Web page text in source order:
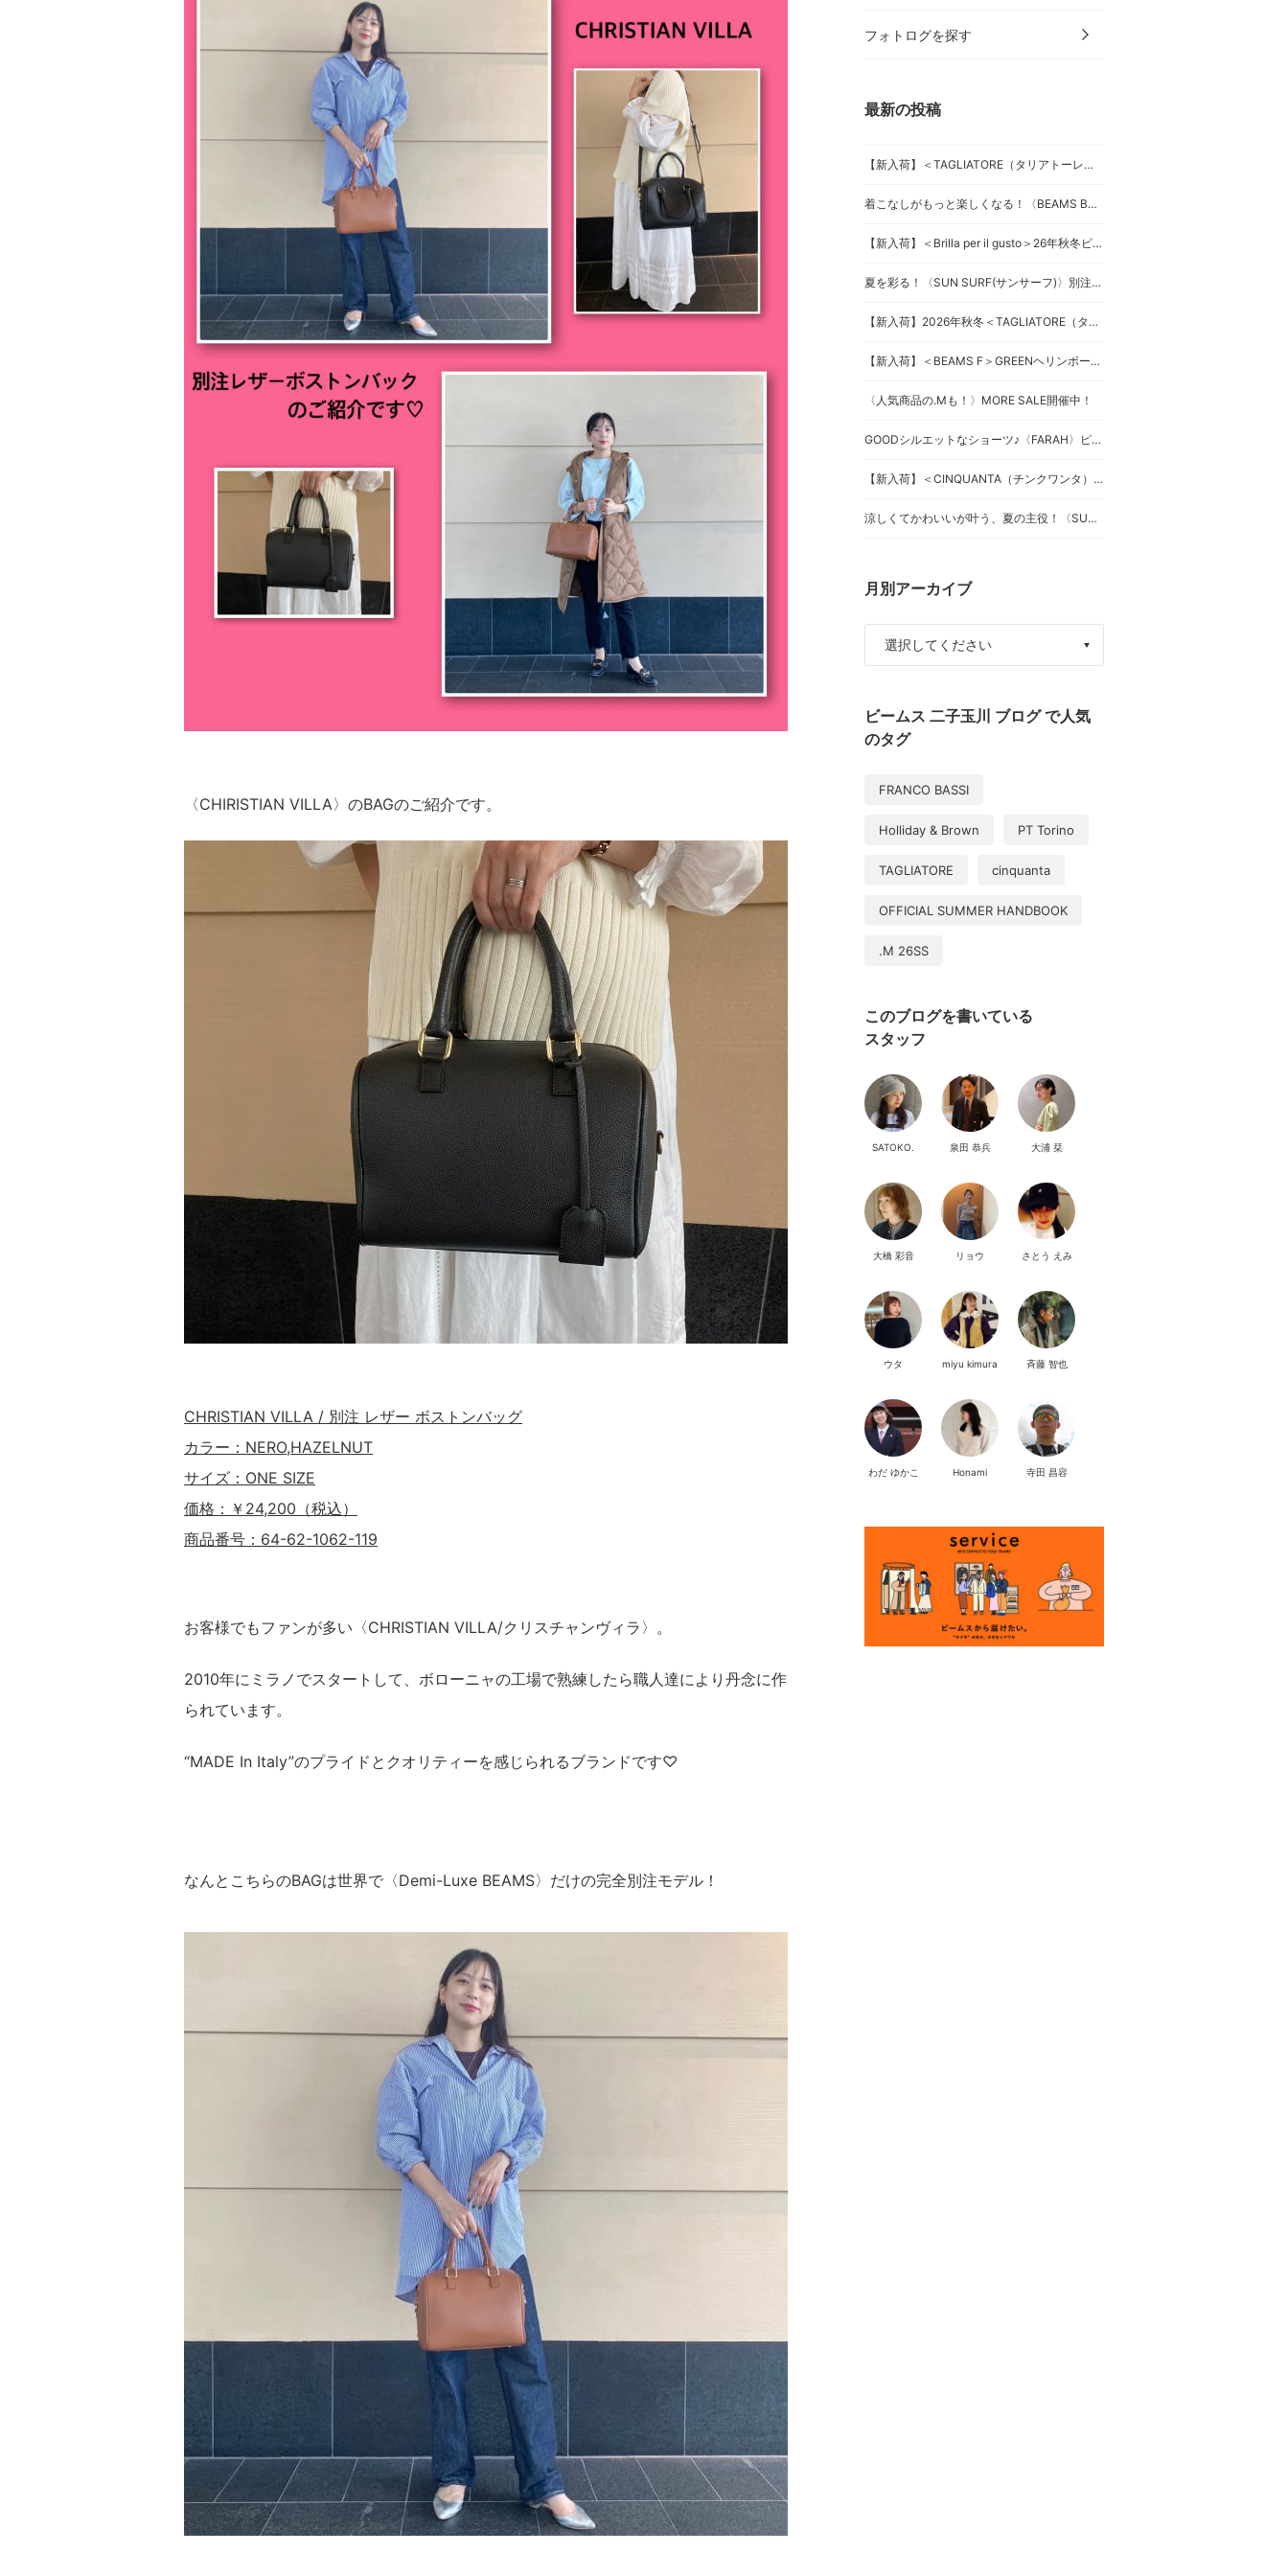
〈CHIRISTIAN VILLA〉のBAGのご紹介です。
CHRISTIAN VILLA / 別注 レザー ボストンバッグ
カラー：NERO,HAZELNUT
サイズ：ONE SIZE
価格：￥24,200（税込）
商品番号：64-62-1062-119
お客様でもファンが多い〈CHRISTIAN VILLA/クリスチャンヴィラ〉。
2010年にミラノでスタートして、ボローニャの工場で熟練したら職人達により丹念に作
られています。
“MADE In Italy”のプライドとクオリティーを感じられるブランドです♡
なんとこちらのBAGは世界で〈Demi-Luxe BEAMS〉だけの完全別注モデル！
フォトログを探す
最新の投稿
【新入荷】＜TAGLIATORE（タリアトーレ）＞セットアップSUITS
着こなしがもっと楽しくなる！〈BEAMS BOY〉マウンテンパーカーベスト
【新入荷】＜Brilla per il gusto＞26年秋冬ピンストライプスーツ
夏を彩る！〈SUN SURF(サンサーフ)〉別注キャミワンピース
【新入荷】2026年秋冬＜TAGLIATORE（タリアトーレ）＞ダブルブレストジャケット
【新入荷】＜BEAMS F＞GREENヘリンボーンジャケット
〈人気商品の.Mも！〉MORE SALE開催中！
GOODシルエットなショーツ♪〈FARAH〉ピンタックショーツ！
【新入荷】＜CINQUANTA（チンクワンタ）＞スペシャルなドライビングブルゾン
涼しくてかわいいが叶う、夏の主役！〈SUN SURF〉別注スカート
月別アーカイブ
ビームス 二子玉川 ブログ で人気
のタグ
FRANCO BASSI
Holliday & Brown PT Torino
TAGLIATORE cinquanta
OFFICIAL SUMMER HANDBOOK
.M 26SS
このブログを書いている
スタッフ
SATOKO. 泉田 恭兵 大浦 栞
大橋 彩音 リョウ さとう えみ
ウタ miyu kimura 斉藤 智也
わだ ゆかこ Honami 寺田 昌容